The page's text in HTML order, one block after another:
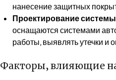
нанесение защитных
Проектирование
оснащаются системами
работы‚ выявлять утечки и
Факторы‚ влияющие